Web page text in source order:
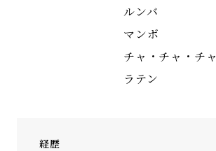
ルンバ
マンボ
チャ・チャ・チャ
ラテン
経歴